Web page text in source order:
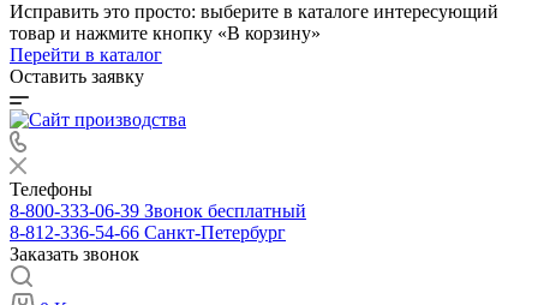
Исправить это просто: выберите в каталоге интересующий
товар и нажмите кнопку «В корзину»
Перейти в каталог
Оставить заявку
Телефоны
8-800-333-06-39 Звонок бесплатный
8-812-336-54-66 Санкт-Петербург
Заказать звонок